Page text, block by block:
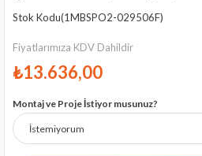
Stok Kodu(1MBSPO2-029506F)
Fiyatlarımıza KDV Dahildir
₺13.636,00
Montaj ve Proje İstiyor musunuz?